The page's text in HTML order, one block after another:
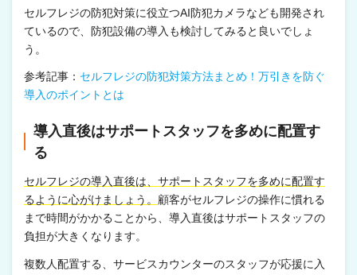
セルフレジの防犯対策に役立つAI防犯カメラなども開発され
ているので、防犯設備の導入も検討してみると良いでしょ
う。
参考記事： セルフレジの防犯対策方法まとめ！万引きを防ぐ
導入のポイントとは
導入直後はサポートスタッフを多めに配置す
る
セルフレジの導入直後は、サポートスタッフを多めに配置す
るように心がけましょう。 顧客がセルフレジの操作に慣れる
まで時間がかかることから、導入直後はサポートスタッフの
負担が大きくなります。
複数人配置する、サービスカウンターのスタッフが応援に入